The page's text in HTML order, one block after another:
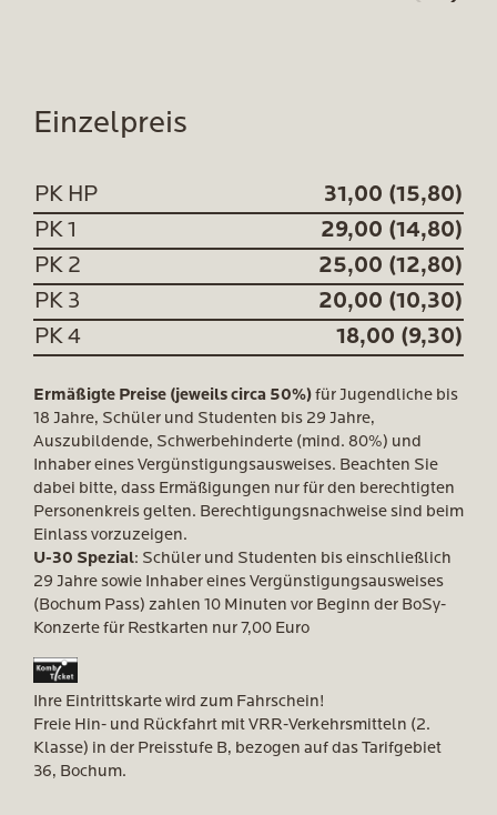
Einzelpreis
PK HP
31,00 (15,80)
PK 1
29,00 (14,80)
PK 2
25,00 (12,80)
PK 3
20,00 (10,30)
PK 4
18,00 (9,30)
Ermäßigte Preise (jeweils circa 50%) für Jugendliche bis
18 Jahre, Schüler und Studenten bis 29 Jahre,
Auszubildende, Schwerbehinderte (mind. 80%) und
Inhaber eines Vergünstigungsausweises. Beachten Sie
dabei bitte, dass Ermäßigungen nur für den berechtigten
Personenkreis gelten. Berechtigungsnachweise sind beim
Einlass vorzuzeigen.
U-30 Spezial: Schüler und Studenten bis einschließlich
29 Jahre sowie Inhaber eines Vergünstigungsausweises
(Bochum Pass) zahlen 10 Minuten vor Beginn der BoSy-
Konzerte für Restkarten nur 7,00 Euro
Ihre Eintrittskarte wird zum Fahrschein!
Freie Hin- und Rückfahrt mit VRR-Verkehrsmitteln (2.
Klasse) in der Preisstufe B, bezogen auf das Tarifgebiet
36, Bochum.